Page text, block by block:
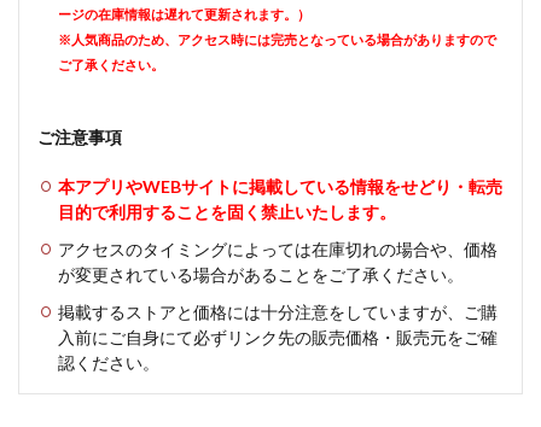
ージの在庫情報は遅れて更新されます。）
※人気商品のため、アクセス時には完売となっている場合がありますので
ご了承ください。
ご注意事項
本アプリやWEBサイトに掲載している情報をせどり・転売
目的で利用することを固く禁止いたします。
アクセスのタイミングによっては在庫切れの場合や、価格
が変更されている場合があることをご了承ください。
掲載するストアと価格には十分注意をしていますが、ご購
入前にご自身にて必ずリンク先の販売価格・販売元をご確
認ください。